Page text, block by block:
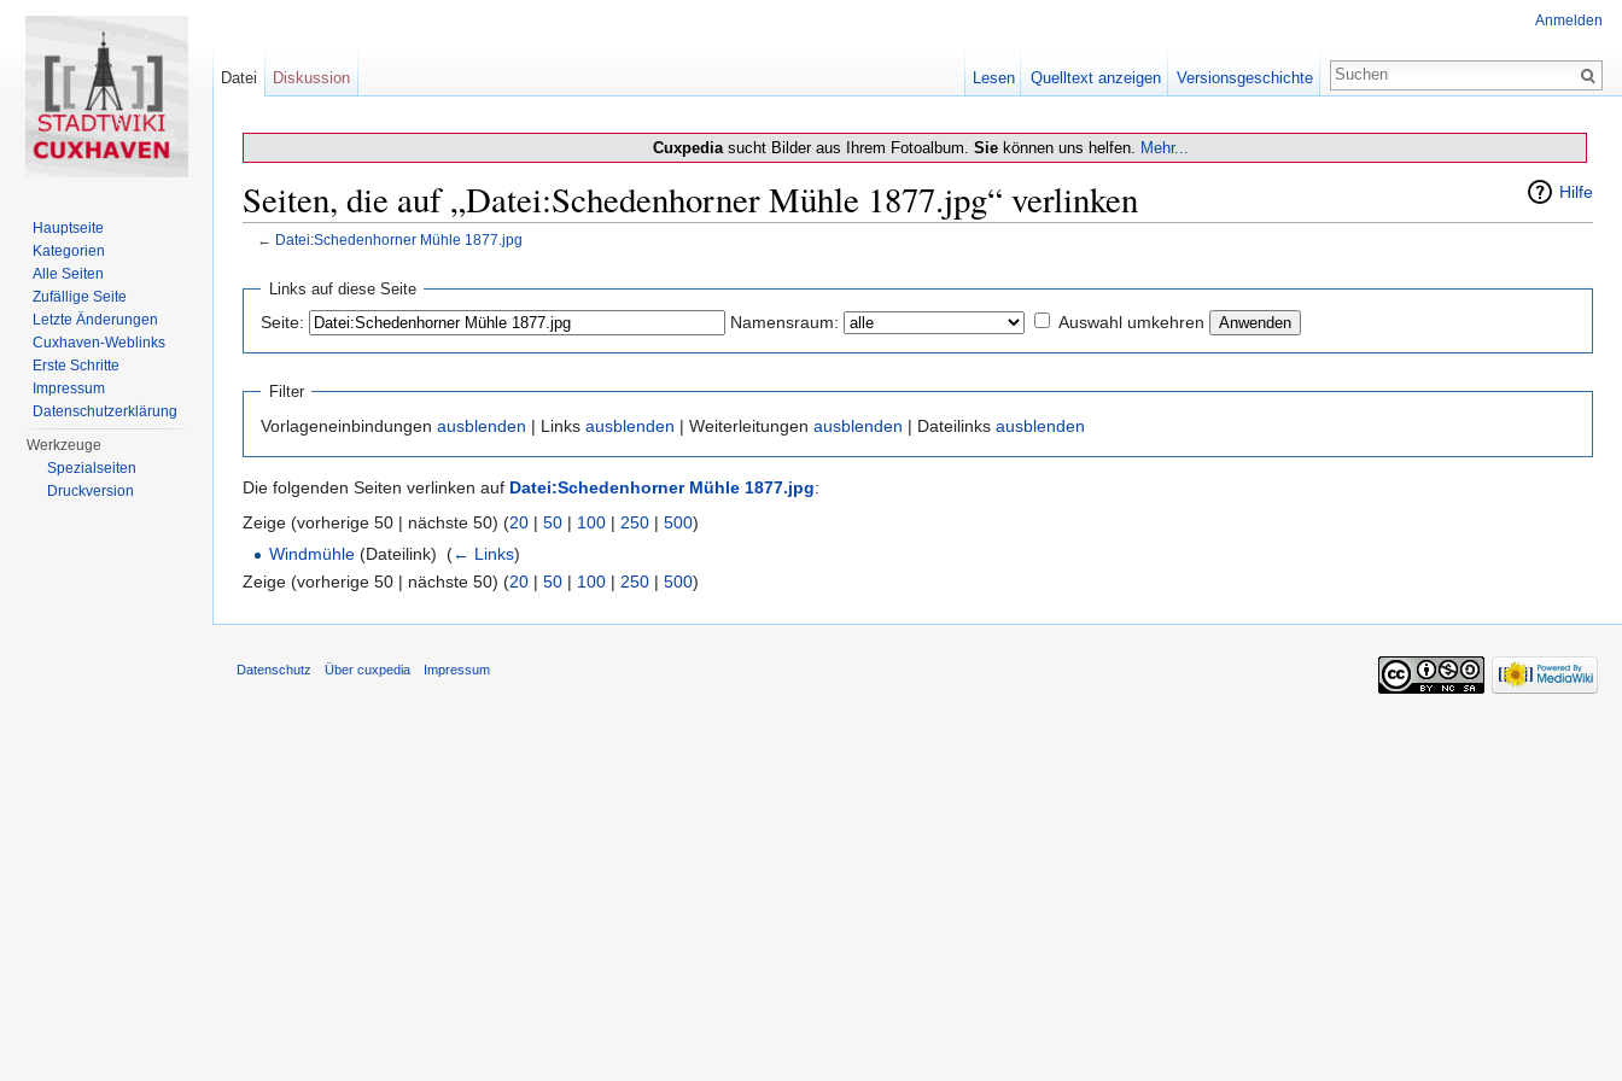
Cuxpediasucht Bilder aus Ihrem Fotoalbum. Sie können uns helfen. Mehr...
Hilfe
Seiten, die auf „Datei:Schedenhorner Mühle 1877.jpg“ verlinken
← Datei:Schedenhorner Mühle 1877.jpg
Links auf diese Seite
Seite: Namensraum: Auswahl umkehren
Filter
Vorlageneinbindungen ausblenden | Links ausblenden | Weiterleitungen ausblenden | Dateilinks ausblenden
Die folgenden Seiten verlinken auf Datei:Schedenhorner Mühle 1877.jpg:
Zeige (vorherige 50 | nächste 50) (20 | 50 | 100 | 250 | 500)
Windmühle (Dateilink) ‎ (← Links)
Zeige (vorherige 50 | nächste 50) (20 | 50 | 100 | 250 | 500)
Anmelden
Datei Diskussion Lesen Quelltext anzeigen Versionsgeschichte
Hauptseite
Kategorien
Alle Seiten
Zufällige Seite
Letzte Änderungen
Cuxhaven-Weblinks
Erste Schritte
Impressum
Datenschutzerklärung
Werkzeuge
Spezialseiten
Druckversion
Datenschutz Über cuxpedia Impressum